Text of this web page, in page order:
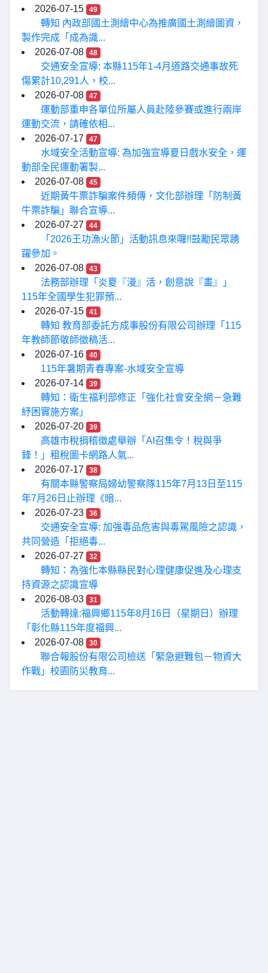
2026-07-15
49
轉知 內政部國土測繪中心為推廣國土測繪圖資，
製作完成「成為識...
2026-07-08
48
交通安全宣導: 本縣115年1-4月道路交通事故死
傷累計10,291人，校...
2026-07-08
47
運動部重申各單位所屬人員赴陸參賽或進行兩岸
運動交流，請確依相...
2026-07-17
47
水域安全活動宣導: 為加強宣導夏日戲水安全，運
動部全民運動署製...
2026-07-08
45
近期黃牛票詐騙案件頻傳，文化部辦理「防制黃
牛票詐騙」聯合宣導...
2026-07-27
44
「2026王功漁火節」活動訊息來囉!!鼓勵民眾踴
躍參加。
2026-07-08
43
法務部辦理「炎夏『漫』活，創意說『畫』」
115年全國學生犯罪預...
2026-07-15
41
轉知 教育部委託方成事股份有限公司辦理「115
年教師節敬師徵稿活...
2026-07-16
40
115年暑期青春專案-水域安全宣導
2026-07-14
39
轉知：衛生福利部修正「強化社會安全網－急難
紓困實施方案」
2026-07-20
39
高雄市稅捐稽徵處舉辦「AI召集令！稅與爭
鋒！」租稅圖卡網路人氣...
2026-07-17
38
有關本縣警察局婦幼警察隊115年7月13日至115
年7月26日止辦理《暗...
2026-07-23
36
交通安全宣導: 加強毒品危害與毒駕風險之認識，
共同營造「拒絕毒...
2026-07-27
32
轉知：為強化本縣縣民對心理健康促進及心理支
持資源之認識宣導
2026-08-03
31
活動轉達:福興鄉115年8月16日（星期日）辦理
「彰化縣115年度福興...
2026-07-08
30
聯合報股份有限公司檢送「緊急避難包－物資大
作戰」校園防災教育...